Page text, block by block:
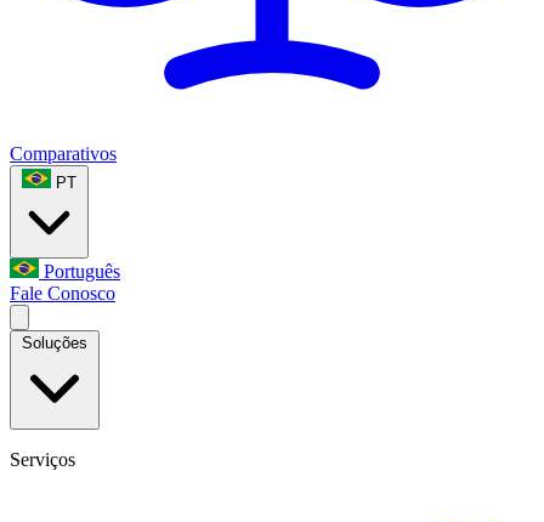
Comparativos
PT
Português
Fale Conosco
Soluções
Serviços